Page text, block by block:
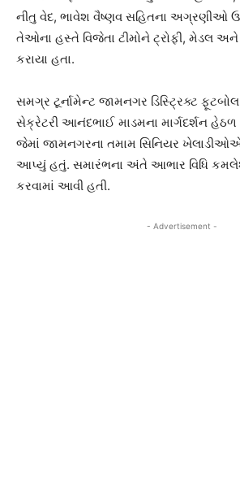
નીતુ વેદ, ભાવેશ વૈષ્ણવ સહિતના અગ્રણીઓ
તેઓના હસ્તે વિજેતા ટીમોને ટ્રોફી, મેડલ
કરાયા હતા.
સમગ્ર ટૂર્નામેન્ટ જામનગર ડિસ્ટ્રિક્ટ
સેક્રેટરી આનંદભાઈ માડમના માર્ગદર્શન હેઠળ
જેમાં જામનગરના તમામ સિનિયર ખેલાડીઓએ
આપ્યું હતું. સમારંભના અંતે આભાર વિધિ કમલેશ
કરવામાં આવી હતી.
- Advertisement -